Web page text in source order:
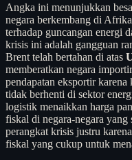
Angka ini menunjukkan
negara berkembang di
terhadap guncangan energi
krisis ini adalah gangguan
Brent telah bertahan di atas
memberatkan negara
pendapatan eksportir
tidak berhenti di sektor
logistik menaikkan harga
fiskal di negara-negara
perangkat krisis justru
fiskal yang cukup untuk